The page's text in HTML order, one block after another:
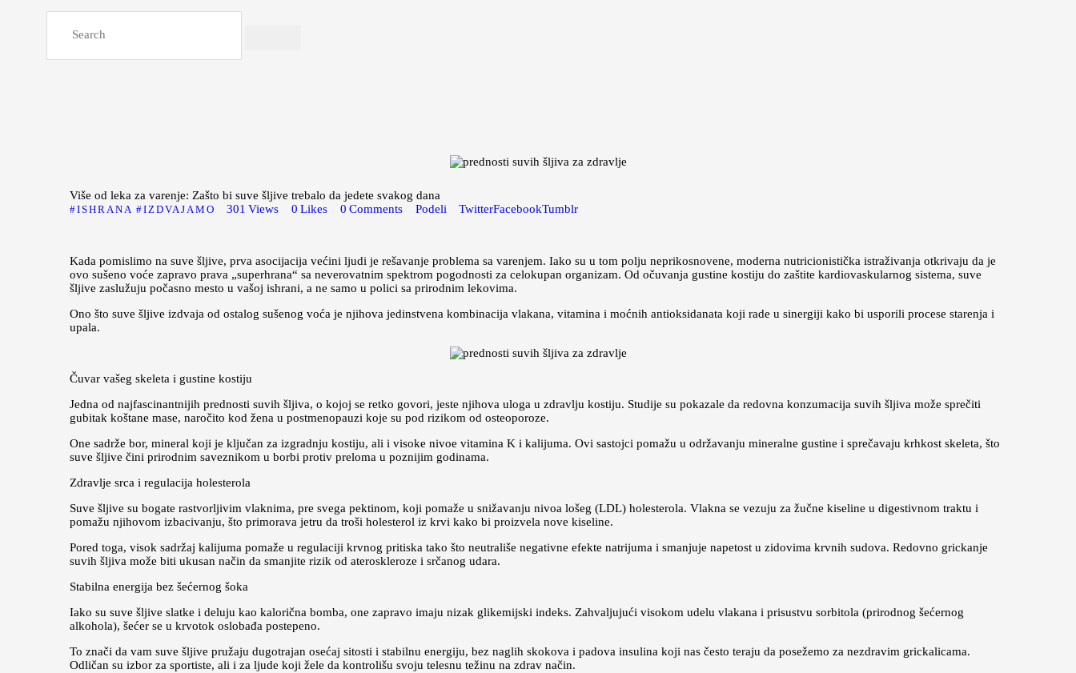
Više od leka za varenje: Zašto bi suve šljive trebalo da jedete svakog dana
ISHRANA IZDVAJAMO 301 Views 0 Likes 0 Comments Podeli TwitterFacebookTumblr
Kada pomislimo na suve šljive, prva asocijacija većini ljudi je rešavanje problema sa varenjem. Iako su u tom polju neprikosnovene, moderna nutricionistička istraživanja otkrivaju da je
ovo sušeno voće zapravo prava „superhrana“ sa neverovatnim spektrom pogodnosti za celokupan organizam. Od očuvanja gustine kostiju do zaštite kardiovaskularnog sistema, suve
šljive zaslužuju počasno mesto u vašoj ishrani, a ne samo u polici sa prirodnim lekovima.
Ono što suve šljive izdvaja od ostalog sušenog voća je njihova jedinstvena kombinacija vlakana, vitamina i moćnih antioksidanata koji rade u sinergiji kako bi usporili procese starenja i
upala.
Čuvar vašeg skeleta i gustine kostiju
Jedna od najfascinantnijih prednosti suvih šljiva, o kojoj se retko govori, jeste njihova uloga u zdravlju kostiju. Studije su pokazale da redovna konzumacija suvih šljiva može sprečiti
gubitak koštane mase, naročito kod žena u postmenopauzi koje su pod rizikom od osteoporoze.
One sadrže bor, mineral koji je ključan za izgradnju kostiju, ali i visoke nivoe vitamina K i kalijuma. Ovi sastojci pomažu u održavanju mineralne gustine i sprečavaju krhkost skeleta, što
suve šljive čini prirodnim saveznikom u borbi protiv preloma u poznijim godinama.
Zdravlje srca i regulacija holesterola
Suve šljive su bogate rastvorljivim vlaknima, pre svega pektinom, koji pomaže u snižavanju nivoa lošeg (LDL) holesterola. Vlakna se vezuju za žučne kiseline u digestivnom traktu i
pomažu njihovom izbacivanju, što primorava jetru da troši holesterol iz krvi kako bi proizvela nove kiseline.
Pored toga, visok sadržaj kalijuma pomaže u regulaciji krvnog pritiska tako što neutrališe negativne efekte natrijuma i smanjuje napetost u zidovima krvnih sudova. Redovno grickanje
suvih šljiva može biti ukusan način da smanjite rizik od ateroskleroze i srčanog udara.
Stabilna energija bez šećernog šoka
Iako su suve šljive slatke i deluju kao kalorična bomba, one zapravo imaju nizak glikemijski indeks. Zahvaljujući visokom udelu vlakana i prisustvu sorbitola (prirodnog šećernog
alkohola), šećer se u krvotok oslobađa postepeno.
To znači da vam suve šljive pružaju dugotrajan osećaj sitosti i stabilnu energiju, bez naglih skokova i padova insulina koji nas često teraju da posežemo za nezdravim grickalicama.
Odličan su izbor za sportiste, ali i za ljude koji žele da kontrolišu svoju telesnu težinu na zdrav način.